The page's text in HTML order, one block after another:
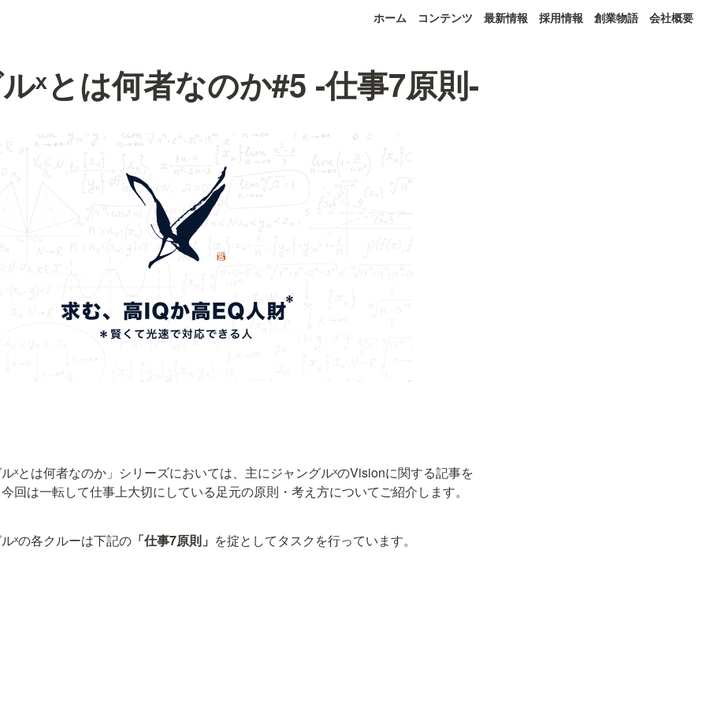
ホーム コンテンツ 最新情報 採用情報 創業物語 会社概要
ˣとは何者なのか#5 -仕事7原則-
ˣとは何者なのか」シリーズにおいては、主にジャングルˣのVisionに関する記事を
回は一転して仕事上大切にしている足元の原則・考え方についてご紹介します。
ˣの各クルーは下記の 「仕事7原則」 を掟としてタスクを行っています。